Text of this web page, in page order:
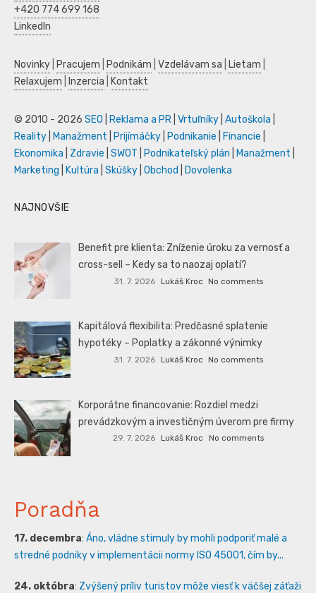
+420 774 699 168
LinkedIn
Novinky Pracujem Podnikám Vzdelávam sa Lietam
Relaxujem
Inzercia Kontakt
© 2010 - 2026 SEO Reklama a PR Vrtuľníky Autoškola
Reality
Manažment Prijímáčky Podnikanie Financie
Ekonomika
Zdravie SWOT Podnikateľský plán Manažment
Marketing
Kultúra Skúšky Obchod Dovolenka
NAJNOVŠIE
Benefit pre klienta: Zníženie úroku za vernosť a
cross-sell – Kedy sa to naozaj oplatí?
31. 7. 2026 Lukáš Kroc No comments
Kapitálová flexibilita: Predčasné splatenie
hypotéky – Poplatky a zákonné výnimky
31. 7. 2026 Lukáš Kroc No comments
Korporátne financovanie: Rozdiel medzi
prevádzkovým a investičným úverom pre firmy
29. 7. 2026 Lukáš Kroc No comments
Poradňa
17. decembra: Áno, vládne stimuly by mohli podporiť malé a
stredné podniky v implementácii normy ISO 45001, čím by...
24. októbra: Zvýšený príliv turistov môže viesť k väčšej záťaži